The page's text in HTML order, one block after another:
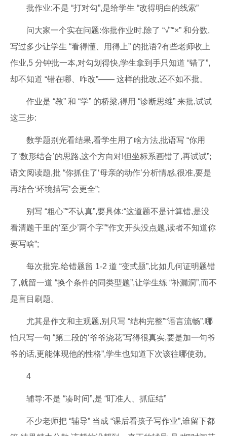
批作业:不是 “打对勾”,是给学生 “改得明白的线索”
问大家一个实在问题:你批作业时,除了 “√”“×” 和分数,
写过多少让学生 “看得懂、用得上” 的批语?有些老师收上
作业,5 分钟批一本,对勾划得快,学生拿到手只知道 “错了”,
却不知道 “错在哪、咋改”—— 这样的批改,还不如不批。
作业是 “教” 和 “学” 的桥梁,得用 “诊断思维” 来批,试试
这三步:
数学题别光看结果,看学生用了啥方法,批语写 “你用
了‘数形结合’的思路,这个方向对!但坐标系画错了,再试试”;
语文阅读题,批 “你抓住了‘母亲的动作’分析情感,很准,要是
再结合‘环境描写’会更全”;
别写 “粗心”“不认真”,要具体:“这道题不是计算错,是没
看清题干里的‘至少’两个字”“作文开头没点题,读者不知道你
要写啥”;
每次批完,给错题留 1-2 道 “变式题”,比如几何证明题错
了,就留一道 “换个条件的同类型题”,让学生练 “补漏洞”,而不
是盲目刷题。
尤其是作文和主观题,别只写 “结构完整”“语言流畅”,哪
怕只写一句 “第二段的‘爷爷浇花’写得很真实,要是加一句爷
爷的话,更能体现他的性格”,学生也知道下次该往哪使劲。
4
辅导:不是 “凑时间”,是 “盯准人、抓症结”
不少老师把 “辅导” 当成 “课后看孩子写作业”,谁留下都